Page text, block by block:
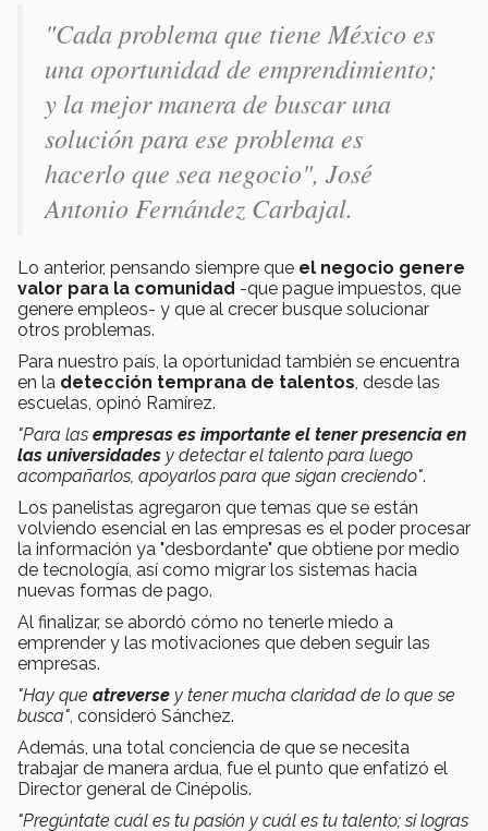
"Cada problema que tiene México es
una oportunidad de emprendimiento;
y la mejor manera de buscar una
solución para ese problema es
hacerlo que sea negocio", José
Antonio Fernández Carbajal.
Lo anterior, pensando siempre que el negocio genere
valor para la comunidad -que pague impuestos, que
genere empleos- y que al crecer busque solucionar
otros problemas.
Para nuestro país, la oportunidad también se encuentra
en la detección temprana de talentos , desde las
escuelas, opinó Ramírez.
"Para las empresas es importante el tener presencia en
las universidades y detectar el talento para luego
acompañarlos, apoyarlos para que sigan creciendo".
Los panelistas agregaron que temas que se están
volviendo esencial en las empresas es el poder procesar
la información ya "desbordante" que obtiene por medio
de tecnología, así como migrar los sistemas hacia
nuevas formas de pago.
Al finalizar, se abordó cómo no tenerle miedo a
emprender y las motivaciones que deben seguir las
empresas.
"Hay que atreverse y tener mucha claridad de lo que se
busca" , consideró Sánchez.
Además, una total conciencia de que se necesita
trabajar de manera ardua, fue el punto que enfatizó el
Director general de Cinépolis.
"Pregúntate cuál es tu pasión y cuál es tu talento; si logras